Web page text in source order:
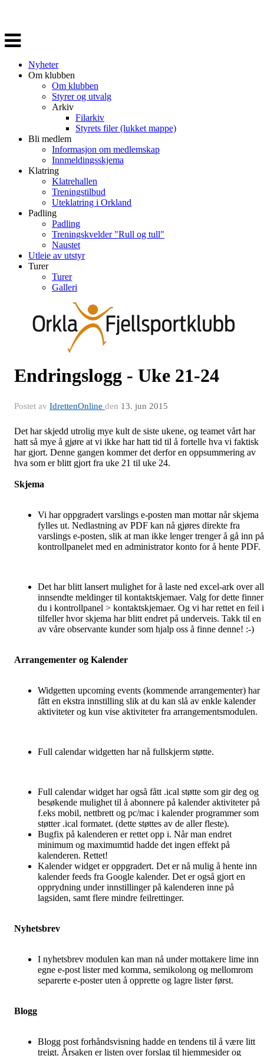
Veksle
navigasjon
Nyheter
Om klubben
Om klubben
Styrer og utvalg
Arkiv
Filarkiv
Styrets filer (lukket mappe)
Bli medlem
Informasjon om medlemskap
Innmeldingsskjema
Klatring
Klatrehallen
Treningstilbud
Uteklatring i Orkland
Padling
Padling
Treningskvelder "Rull og tull"
Naustet
Utleie av utstyr
Turer
Turer
Galleri
Endringslogg - Uke 21-24
Postet av IdrettenOnline den 13. jun 2015
Det har skjedd utrolig mye kult de siste ukene, og teamet vårt har
hatt så mye å gjøre at vi ikke har hatt tid til å fortelle hva vi faktisk
har gjort. Denne gangen kommer det derfor en oppsummering av
hva som er blitt gjort fra uke 21 til uke 24.
Skjema
Vi har oppgradert varslings e-posten man mottar når skjema
fylles ut. Nedlastning av PDF kan nå gjøres direkte fra
varslings e-posten, slik at man ikke lenger trenger å gå inn på
kontrollpanelet med en administrator konto for å hente PDF.
Det har blitt lansert mulighet for å laste ned excel-ark over
innsendte meldinger til kontaktskjemaer. Valg for dette finner
du i kontrollpanel > kontaktskjemaer. Og vi har rettet en feil i
tilfeller hvor skjema har blitt endret på underveis. Takk til en
av våre observante kunder som hjalp oss å finne denne! :-)
Arrangementer og Kalender
Widgetten upcoming events (kommende arrangementer) har
fått en ekstra innstilling slik at du kan slå av enkle kalender
aktiviteter og kun vise aktiviteter fra arrangementsmodulen.
Full calendar widgetten har nå fullskjerm støtte.
Full calendar widget har også fått .ical støtte som gir deg og
besøkende mulighet til å abonnere på kalender aktiviteter på
f.eks mobil, nettbrett og pc/mac i kalender programmer som
støtter .ical formatet. (dette støttes av de aller fleste).
Bugfix på kalenderen er rettet opp i. Når man endret
minimum og maximumtid hadde det ingen effekt på
kalenderen. Rettet!
Kalender widget er oppgradert. Det er nå mulig å hente inn
kalender feeds fra Google kalender. Det er også gjort en
opprydning under innstillinger på kalenderen inne på
lagsiden, samt flere mindre feilrettinger.
Nyhetsbrev
I nyhetsbrev modulen kan man nå under mottakere lime inn
egne e-post lister med komma, semikolong og mellomrom
separerte e-poster uten å opprette og lagre lister først.
Blogg
Blogg post forhåndsvisning hadde en tendens til å være litt
treigt. Årsaken er listen over forslag til hjemmesider og